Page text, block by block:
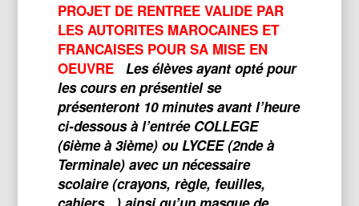
PROJET DE RENTREE VALIDE PAR
LES AUTORITES MAROCAINES ET
FRANCAISES POUR SA MISE EN
OEUVRE
Les élèves ayant opté pour
les cours en présentiel se
présenteront 10 minutes avant l’heure
ci-dessous à l’entrée COLLEGE
(6ième à 3ième) ou LYCEE (2nde à
Terminale) avec un nécessaire
scolaire (crayons, règle, feuilles,